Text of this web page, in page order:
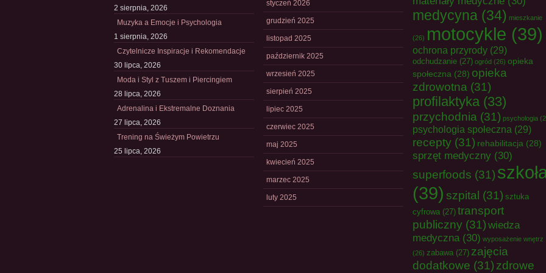
2 sierpnia, 2026
Muzyka a Emocje i Psychologia
1 sierpnia, 2026
Czytelnicze Inspiracje i Rekomendacje
30 lipca, 2026
Moda i Styl z Tuszem i Piercingiem
28 lipca, 2026
Adrenalina i Ekstremalne Doznania
27 lipca, 2026
Trening na Świeżym Powietrzu
25 lipca, 2026
styczeń 2026
grudzień 2025
listopad 2025
październik 2025
wrzesień 2025
sierpień 2025
lipiec 2025
czerwiec 2025
maj 2025
kwiecień 2025
marzec 2025
luty 2025
medycyna (34) mieszkanie
(26) motocykle (39)
ochrona przyrody (29)
odchudzanie (27) ogród (26) opieka
społeczna (28) opieka
zdrowotna (31)
profilaktyka (33)
przychodnia (31) psychologia
psychologia społeczna (29)
recepty (31) rehabilitacja (28)
sprzęt medyczny (30)
superfoods (31)
(39) szpital (31) sztuka
cyfrowa (27) transport
publiczny (31) wiedza
medyczna(30) wyposażenie wnętrz
(26) zabawa (27) zajęcia
dodatkowe (31) zdrowe